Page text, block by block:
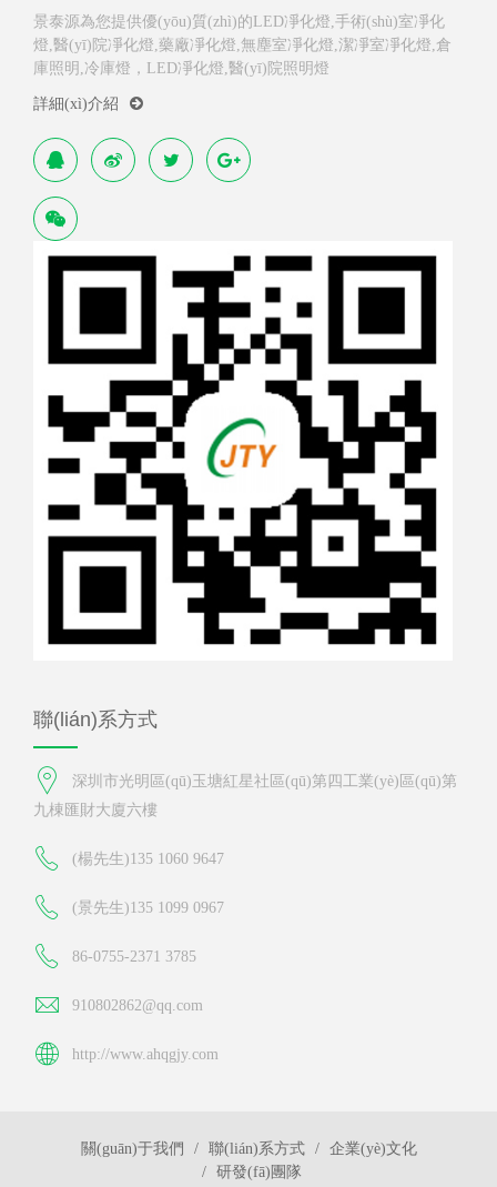
景泰源為您提供優(yōu)質(zhì)的LED凈化燈,手術(shù)室凈化
燈,醫(yī)院凈化燈,藥廠凈化燈,無塵室凈化燈,潔凈室凈化燈,倉
庫照明,冷庫燈，LED凈化燈,醫(yī)院照明燈
詳細(xì)介紹
聯(lián)系方式
深圳市光明區(qū)玉塘紅星社區(qū)第四工業(yè)區(qū)第
九棟匯財大廈六樓
(楊先生)135 1060 9647
(景先生)135 1099 0967
86-0755-2371 3785
910802862@qq.com
http://www.ahqgjy.com
關(guān)于我們 聯(lián)系方式
企業(yè)文化
研發(fā)團隊